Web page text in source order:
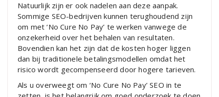
Natuurlijk zijn er ook nadelen aan deze aanpak.
Sommige SEO-bedrijven kunnen terughoudend zijn
om met ‘No Cure No Pay’ te werken vanwege de
onzekerheid over het behalen van resultaten.
Bovendien kan het zijn dat de kosten hoger liggen
dan bij traditionele betalingsmodellen omdat het
risico wordt gecompenseerd door hogere tarieven.
Als u overweegt om ‘No Cure No Pay’ SEO in te